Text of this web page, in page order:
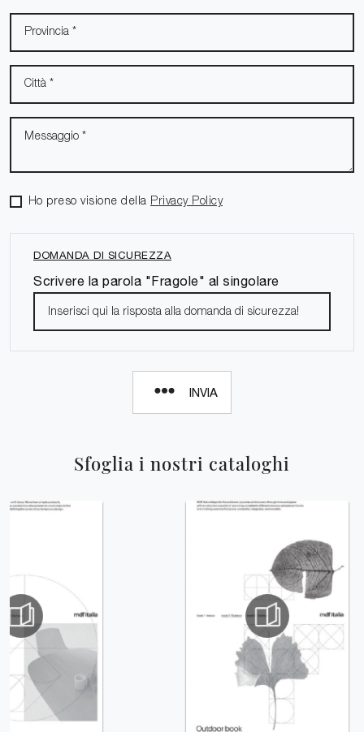
Sfoglia i nostri cataloghi
Ho preso visione della Privacy Policy
DOMANDA DI SICUREZZA
Scrivere la parola "Fragole" al singolare
INVIA